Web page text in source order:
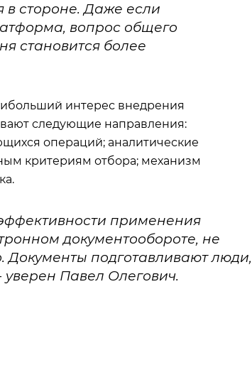
в стороне. Даже если
вопрос общего
становится более
интерес внедрения
следующие направления:
операций; аналитические
критериям отбора; механизм
применения
документообороте, не
Документы подготавливают люди,
Павел Олегович.